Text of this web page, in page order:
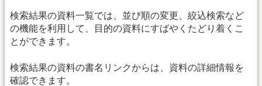
検索結果の資料一覧では、並び順の変更、絞込検索など
の機能を利用して、目的の資料にすばやくたどり着くこ
とができます。
検索結果の資料の書名リンクからは、資料の詳細情報を
確認できます。